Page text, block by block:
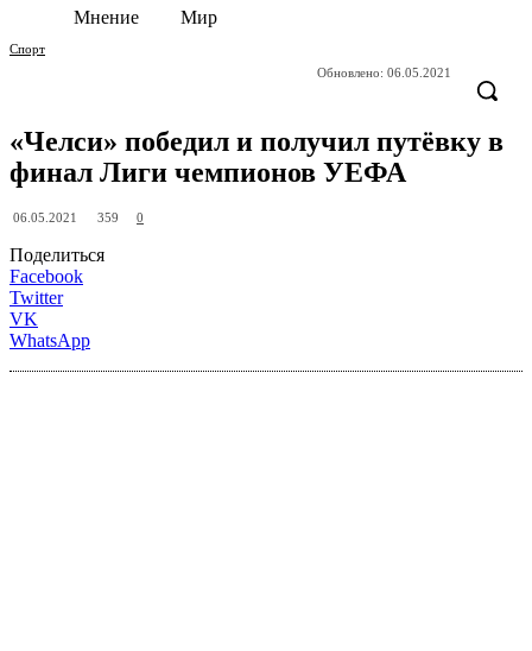
Мнение Мир
Спорт
Обновлено: 06.05.2021
«Челси» победил и получил путёвку в
финал Лиги чемпионов УЕФА
06.05.2021 359 0
Поделиться
Facebook
Twitter
VK
WhatsApp